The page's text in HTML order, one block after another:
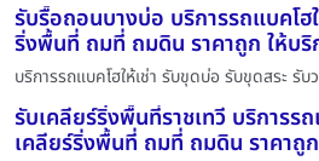
รับรื้อถอนบางบ่อ บริการรถแบคโฮ
ริ่งพื้นที่ ถมที่ ถมดิน ราคาถูก ให้บริ
บริการรถแบคโฮให้เช่า รับขุดบ่อ รับขุดสระ รั
รับเคลียร์ริ่งพื้นที่ราชเทวี บริการร
เคลียร์ริ่งพื้นที่ ถมที่ ถมดิน ราคาถูก